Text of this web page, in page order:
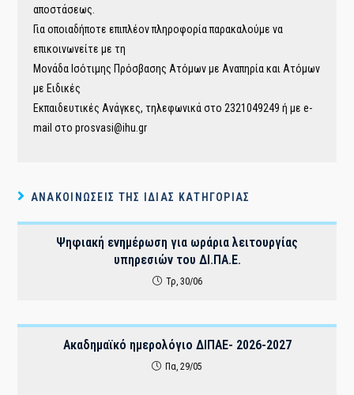
αποστάσεως.
Για οποιαδήποτε επιπλέον πληροφορία παρακαλούμε να
επικοινωνείτε με τη
Μονάδα Ισότιμης Πρόσβασης Ατόμων με Αναπηρία και Ατόμων
με Ειδικές
Εκπαιδευτικές Ανάγκες, τηλεφωνικά στο 2321049249 ή με e-
mail στο prosvasi@ihu.gr
ΑΝΑΚΟΙΝΏΣΕΙΣ ΤΗΣ ΊΔΙΑΣ ΚΑΤΗΓΟΡΊΑΣ
Ψηφιακή ενημέρωση για ωράρια λειτουργίας
υπηρεσιών του ΔI.ΠΑ.Ε.
Τρ, 30/06
Ακαδημαϊκό ημερολόγιο ΔΙΠΑΕ- 2026-2027
Πα, 29/05